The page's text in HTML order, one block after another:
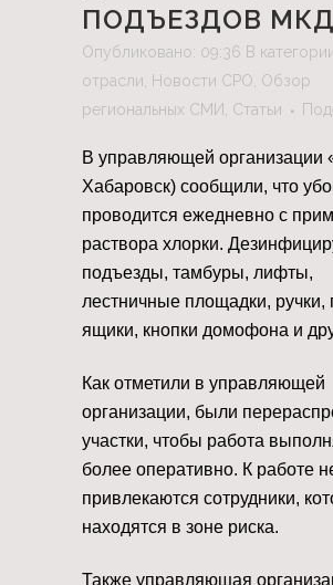
ПОДЪЕЗДОВ МКД
Опубликовано: 09:36 В
отрасли
Новости СРО Обзор
региональных СМИ
Статьи
В управляющей организации
Хабаровск) сообщили, что
проводится ежедневно с
раствора хлорки.
подъезды, тамбуры, лифты,
лестничные площадки, ручки,
ящики, кнопки домофона и
Как отметили в управляющей
организации, были
участки, чтобы работа
более оперативно. К работе
привлекаются сотрудники,
находятся в зоне риска.
Также управляющая